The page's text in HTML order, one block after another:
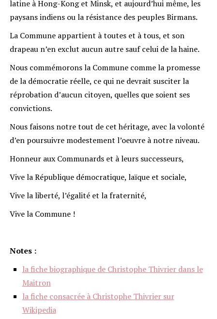
latine à Hong-Kong et Minsk, et aujourd’hui même, les
paysans indiens ou la résistance des peuples Birmans.
La Commune appartient à toutes et à tous, et son
drapeau n’en exclut aucun autre sauf celui de la haine.
Nous commémorons la Commune comme la promesse
de la démocratie réelle, ce qui ne devrait susciter la
réprobation d’aucun citoyen, quelles que soient ses
convictions.
Nous faisons notre tout de cet héritage, avec la volonté
d’en poursuivre modestement l’oeuvre à notre niveau.
Honneur aux Communards et à leurs successeurs,
Vive la République démocratique, laïque et sociale,
Vive la liberté, l’égalité et la fraternité,
Vive la Commune !
Notes :
la fiche biographique de Christophe Thivrier dans le
Maitron
la fiche consacrée à Christophe Thivrier sur
Wikipedia